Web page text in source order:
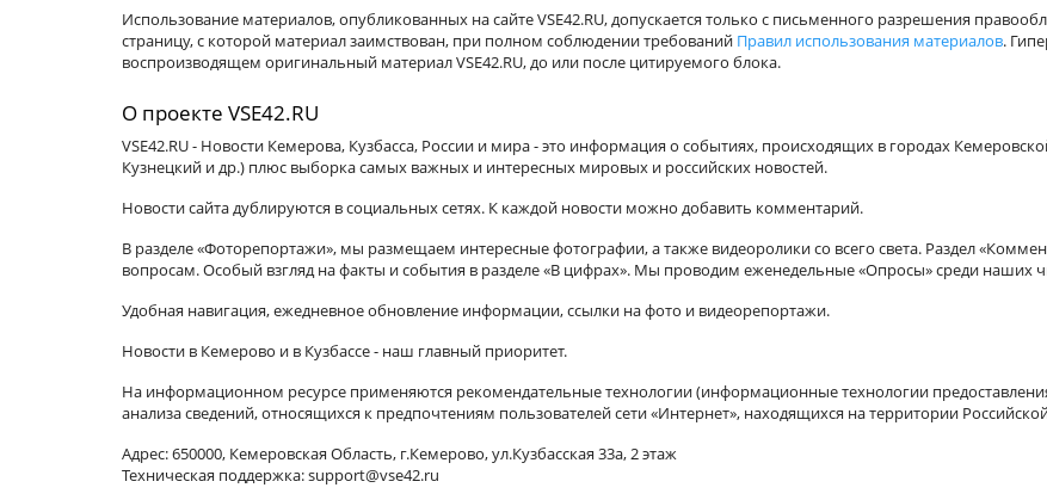
Использование материалов, опубликованных на сайте VSE42.RU, допускается только с письменного разрешения
страницу, с которой материал заимствован, при полном соблюдении требований Правил использования материалов.
воспроизводящем оригинальный материал VSE42.RU, до или после цитируемого блока.
О проекте VSE42.RU
VSE42.RU - Новости Кемерова, Кузбасса, России и мира - это информация о событиях, происходящих в городах
Кузнецкий и др.) плюс выборка самых важных и интересных мировых и российских новостей.
Новости сайта дублируются в социальных сетях. К каждой новости можно добавить комментарий.
В разделе «Фоторепортажи», мы размещаем интересные фотографии, а также видеоролики со всего света. Раздел
вопросам. Особый взгляд на факты и события в разделе «В цифрах». Мы проводим еженедельные «Опросы» среди наших
Удобная навигация, ежедневное обновление информации, ссылки на фото и видеорепортажи.
Новости в Кемерово и в Кузбассе - наш главный приоритет.
На информационном ресурсе применяются рекомендательные технологии (информационные технологии
анализа сведений, относящихся к предпочтениям пользователей сети «Интернет», находящихся на территории
Адрес: 650000, Кемеровская Область, г.Кемерово, ул.Кузбасская 33а, 2 этаж
Техническая поддержка: support@vse42.ru